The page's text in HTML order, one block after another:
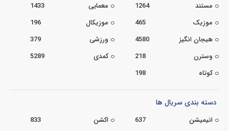
مستند
1264 معمایی
1433
موزیک
465 موزیکال
196
هیجان انگیز
4580 ورزشی
379
وسترن
218 کمدی
5289
کوتاه
198
دسته بندی سریال ها
انیمیشن 637 اکشن
833